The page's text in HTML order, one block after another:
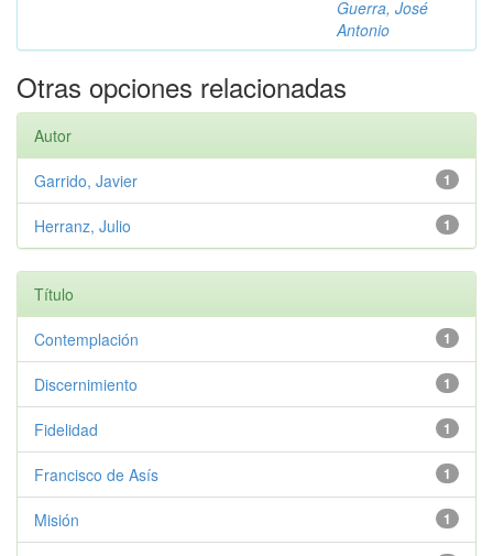
Guerra, José
Antonio
Otras opciones relacionadas
Autor
1
Garrido, Javier
1
Herranz, Julio
Título
1
Contemplación
1
Discernimiento
1
Fidelidad
1
Francisco de Asís
1
Misión